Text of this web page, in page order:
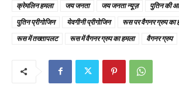
क्रेमलिन हमला
जय जनता जय जनता न्यूज़
पुतिन की
पुतिन प्रीगोजिन
येवगीनी प्रीगोजिन रूस पर वैगनर ग्रुप का
रूस में तख्तापलट
रूस में वैगनर ग्रुप का हमला वैगनर ग्रुप